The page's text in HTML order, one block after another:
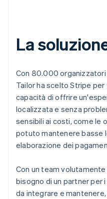
La
Con 80.000
Tailor ha scelto Stripe
capacità di offrire
localizzata e senza
sensibili ai costi, come le
potuto mantenere basse
elaborazione dei
Con un team
bisogno di un partner per
da integrare e